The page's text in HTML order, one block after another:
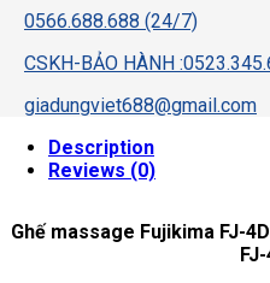
0566.688.688 (24/7)
CSKH-BẢO HÀNH
giadungviet688@gmail.com
Description
Reviews (0)
Ghế massage Fujikima FJ-